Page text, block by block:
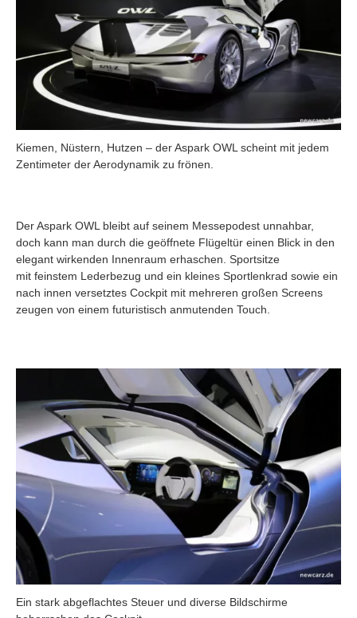
Kiemen, Nüstern, Hutzen – der Aspark OWL scheint mit jedem
Zentimeter der Aerodynamik zu frönen.
Der Aspark OWL bleibt auf seinem Messepodest unnahbar,
doch kann man durch die geöffnete Flügeltür einen Blick in den
elegant wirkenden Innenraum erhaschen. Sportsitze
mit feinstem Lederbezug und ein kleines Sportlenkrad sowie ein
nach innen versetztes Cockpit mit mehreren großen Screens
zeugen von einem futuristisch anmutenden Touch.
Ein stark abgeflachtes Steuer und diverse Bildschirme